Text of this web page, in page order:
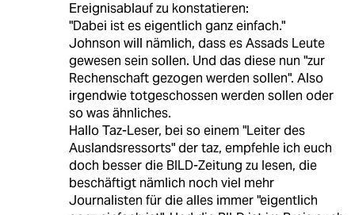
Ereignisablauf zu konstatieren:
"Dabei ist es eigentlich ganz einfach."
Johnson will nämlich, dass es Assads Leute
gewesen sein sollen. Und das diese nun "zur
Rechenschaft gezogen werden sollen". Also
irgendwie totgeschossen werden sollen oder
so was ähnliches.
Hallo Taz-Leser, bei so einem "Leiter des
Auslandsressorts" der taz, empfehle ich euch
doch besser die BILD-Zeitung zu lesen, die
beschäftigt nämlich noch viel mehr
Journalisten für die alles immer "eigentlich